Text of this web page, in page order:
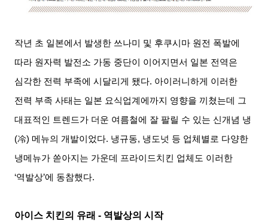
작년 초 일본에서 발생한 쓰나미 및 후쿠시마 원전 폭발에
따라 원자력 발전소 가동 중단이 이어지면서 일본 전역은
심각한 전력 부족에 시달리게 됐다. 아이러니하게 이러한
전력 부족 사태는 일본 요식업계에까지 영향을 끼쳤는데 그
대표적인 트렌드가 더운 여름철에 잘 팔릴 수 있는 신개념 냉
(冷)메뉴의 개발이었다. 냉규동, 냉도넛 등 업체별로 다양한
냉메뉴가 쏟아지는 가운데 프라이드치킨 업체도 이러한
‘역발상’에 동참했다.
아이스 치킨의 유래 - 역발상의 시작